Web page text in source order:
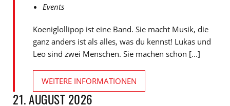
Events
Koeniglollipop ist eine Band. Sie macht Musik, die
ganz anders ist als alles, was du kennst! Lukas und
Leo sind zwei Menschen. Sie machen schon [...]
WEITERE INFORMATIONEN
21. AUGUST 2026